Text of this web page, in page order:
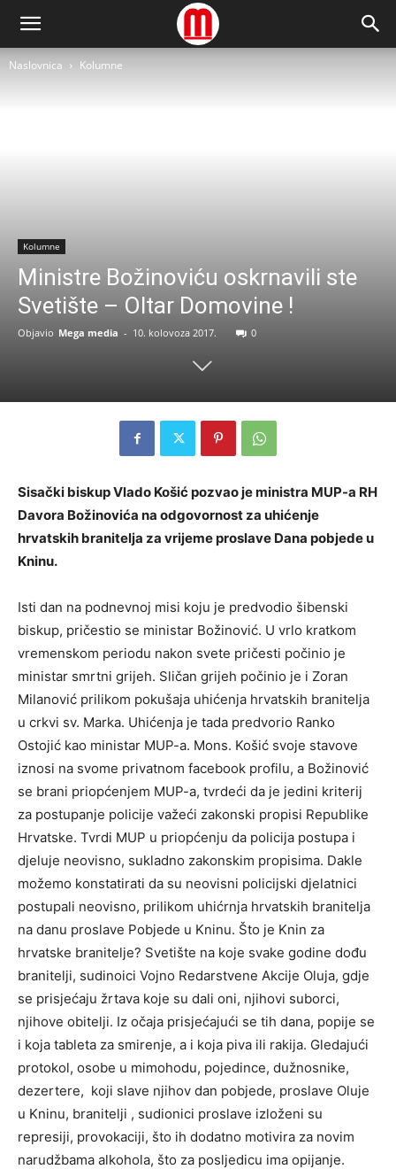
Naslovnica Kolumne
Kolumne
Ministre Božinoviću oskrnavili ste
Svetište – Oltar Domovine !
Objavio Mega media - 10. kolovoza 2017. 0
Sisački biskup Vlado Košić pozvao je ministra MUP-a RH
Davora Božinovića na odgovornost za uhićenje
hrvatskih branitelja za vrijeme proslave Dana pobjede u
Kninu.
Isti dan na podnevnoj misi koju je predvodio šibenski
biskup, pričestio se ministar Božinović. U vrlo kratkom
vremenskom periodu nakon svete pričesti počinio je
ministar smrtni grijeh. Sličan grijeh počinio je i Zoran
Milanović prilikom pokušaja uhićenja hrvatskih branitelja
u crkvi sv. Marka. Uhićenja je tada predvorio Ranko
Ostojić kao ministar MUP-a. Mons. Košić svoje stavove
iznosi na svome privatnom facebook profilu, a Božinović
se brani priopćenjem MUP-a, tvrdeći da je jedini kriterij
za postupanje policije važeći zakonski propisi Republike
Hrvatske. Tvrdi MUP u priopćenju da policija postupa i
djeluje neovisno, sukladno zakonskim propisima. Dakle
možemo konstatirati da su neovisni policijski djelatnici
postupali neovisno, prilikom uhićrnja hrvatskih branitelja
na danu proslave Pobjede u Kninu. Što je Knin za
hrvatske branitelje? Svetište na koje svake godine dođu
branitelji, sudinoici Vojno Redarstvene Akcije Oluja, gdje
se prisjećaju žrtava koje su dali oni, njihovi suborci,
njihove obitelji. Iz očaja prisjećajući se tih dana, popije se
i koja tableta za smirenje, a i koja piva ili rakija. Gledajući
protokol, osobe u mimohodu, pojedince, dužnosnike,
dezertere, koji slave njihov dan pobjede, proslave Oluje
u Kninu, branitelji , sudionici proslave izloženi su
represiji, provokaciji, što ih dodatno motivira za novim
narudžbama alkohola, što za posljedicu ima opijanje.